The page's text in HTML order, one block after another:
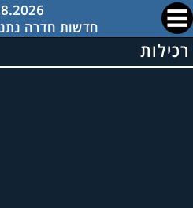
חדשות חדרה
רכילות